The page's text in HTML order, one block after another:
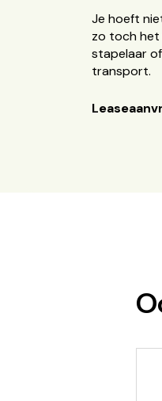
Je hoeft
zo toch het
stapelaar
transport.